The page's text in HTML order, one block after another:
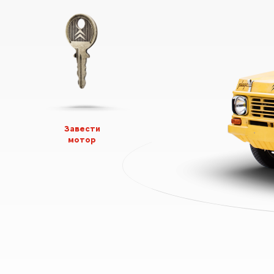
Завести
мотор